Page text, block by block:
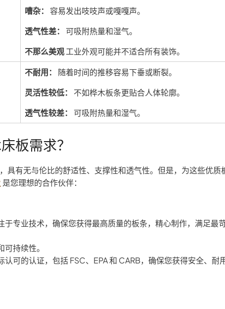
嘈杂：
容易发出吱吱声或嘎嘎声。
透气性差：
可吸附热量和湿气。
不那么美观工业外观可能并不适合所有装饰。
不耐用：
随着时间的推移容易下垂或断裂。
灵活性较低：
不如桦木板条更贴合人体轮廓。
透气性较差：
可吸附热量和湿气。
板需求？
具有无与伦比的舒适性、支撑性和透气性。但是，为这些优质
是您理想的合作伙伴：
专业技术，确保您获得最高质量的板条，精心制作，满足最
持续性。
可的认证，包括 FSC、EPA 和 CARB，确保您获得安全、耐